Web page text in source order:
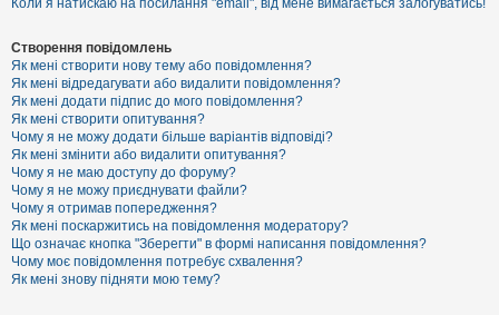
і
е
й
А
к
т
и
в
н
і
т
е
м
и
Створення повідомлень
Як мені створити нову тему або повідомлення?
Як мені відредагувати або видалити повідомлення?
Як мені додати підпис до мого повідомлення?
Як мені створити опитування?
Чому я не можу додати більше варіантів відповіді?
Як мені змінити або видалити опитування?
Чому я не маю доступу до форуму?
Чому я не можу приєднувати файли?
Чому я отримав попередження?
Як мені поскаржитись на повідомлення модератору?
Що означає кнопка "Зберегти" в формі написання повідомлення?
Чому моє повідомлення потребує схвалення?
Як мені знову підняти мою тему?